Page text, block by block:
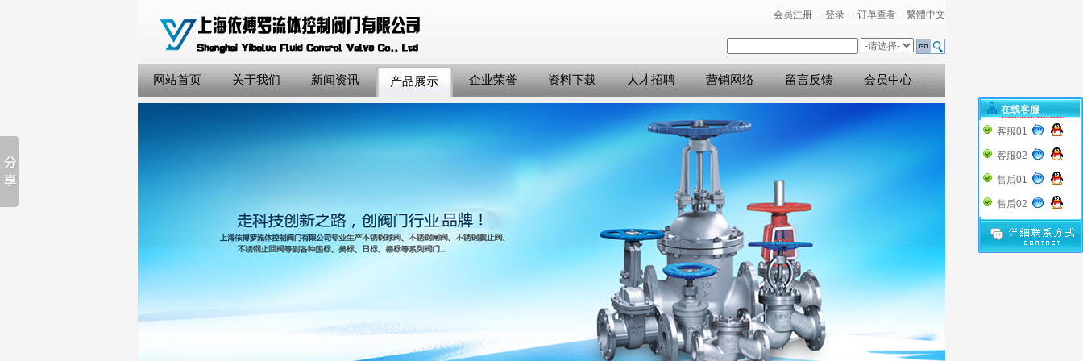
会员注册 - 登录 - 订单查看 - 繁體中文
网站首页 关于我们 新闻资讯 产品展示 企业荣誉 资料下载 人才招聘 营销网络 留言反馈 会员中心
在线客服
客服01
客服02
售后01
售后02